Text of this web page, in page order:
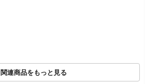
関連商品をもっと見る